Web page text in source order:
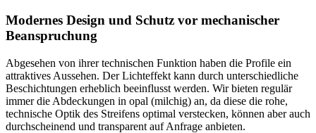
Modernes Design und Schutz vor mechanischer
Beanspruchung
Abgesehen von ihrer technischen Funktion haben die Profile ein
attraktives Aussehen. Der Lichteffekt kann durch unterschiedliche
Beschichtungen erheblich beeinflusst werden. Wir bieten regulär
immer die Abdeckungen in opal (milchig) an, da diese die rohe,
technische Optik des Streifens optimal verstecken, können aber auch
durchscheinend und transparent auf Anfrage anbieten.